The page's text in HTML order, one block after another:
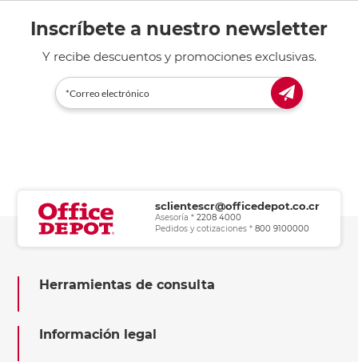
Inscríbete a nuestro newsletter
Y recibe descuentos y promociones exclusivas.
sclientescr@officedepot.co.cr
Asesoría *2208 4000
Pedidos y cotizaciones *800 9100000
Herramientas de consulta
Información legal